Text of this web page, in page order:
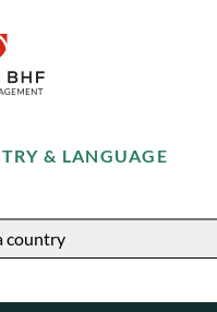
& LANGUAGE
country